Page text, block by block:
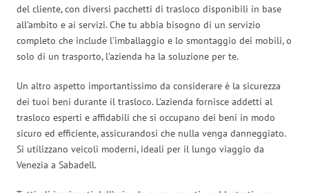
del cliente, con diversi pacchetti di trasloco disponibili in base
all’ambito e ai servizi. Che tu abbia bisogno di un servizio
completo che include l’imballaggio e lo smontaggio dei mobili, o
solo di un trasporto, l’azienda ha la soluzione per te.
Un altro aspetto importantissimo da considerare è la sicurezza
dei tuoi beni durante il trasloco. L’azienda fornisce addetti al
trasloco esperti e affidabili che si occupano dei beni in modo
sicuro ed efficiente, assicurandosi che nulla venga danneggiato.
Si utilizzano veicoli moderni, ideali per il lungo viaggio da
Venezia a Sabadell.